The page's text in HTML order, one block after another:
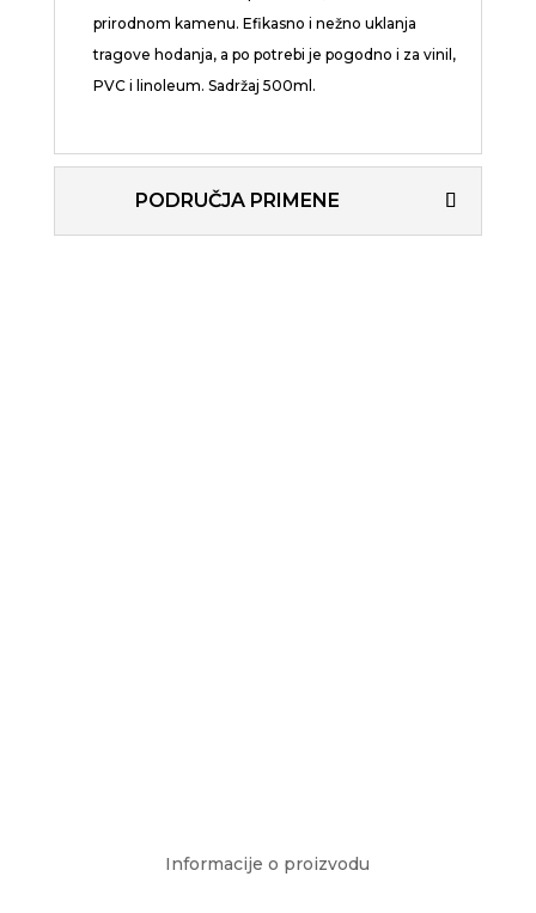
prirodnom kamenu. Efikasno i nežno uklanja
tragove hodanja, a po potrebi je pogodno i za vinil,
PVC i linoleum. Sadržaj 500ml.
PODRUČJA PRIMENE
Informacije o proizvodu